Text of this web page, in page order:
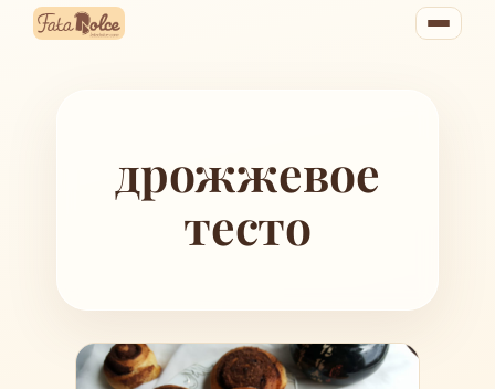
Перейти
дрожжевое
тесто